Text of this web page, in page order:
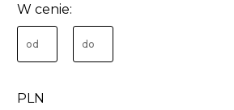
W cenie:
PLN